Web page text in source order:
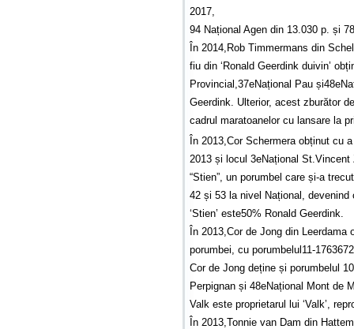
2017,
94 Național Agen din 13.030 p. și
În 2014,Rob Timmermans din
fiu din ‘Ronald Geerdink duivin’
Provincial,37eNațional Pau
Geerdink. Ulterior, acest zburător
cadrul maratoanelor cu lansare la
În 2013,Cor Schermera obținut cu
2013 și locul 3eNațional
“Stien”, un porumbel care și-a
42 și 53 la nivel Național, devenind
‘Stien’ este50% Ronald Geerdink.
În 2013,Cor de Jong din
porumbei, cu porumbelul11-
Cor de Jong deține și porumbelul
Perpignan și 48eNațional Mont de
Valk este proprietarul lui ‘Valk’,
În 2013,Tonnie van Dam din